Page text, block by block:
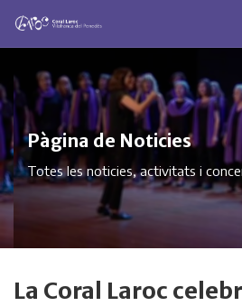
Pàgina de Noticies
Totes les noticies, activitats i
La Coral Laroc